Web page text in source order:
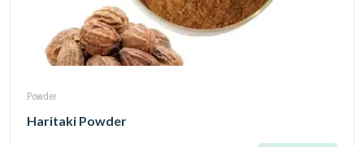
Powder
Haritaki Powder